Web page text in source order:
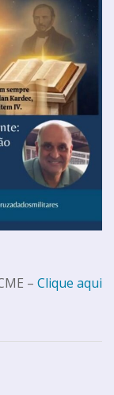
– Clique aqui